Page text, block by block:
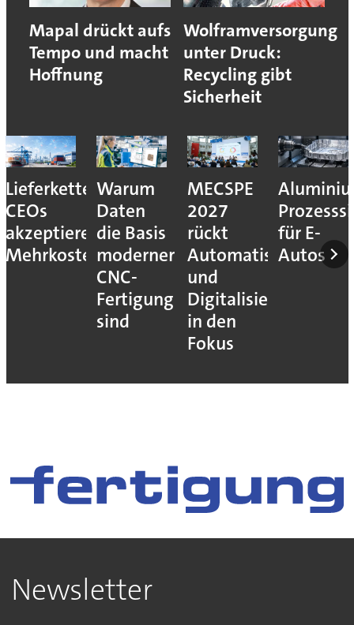
Mapal drückt aufs
Tempo und macht
Hoffnung
Wolframversorgung
unter Druck:
Recycling gibt
Sicherheit
Lieferkettenresilienz:
CEOs
akzeptieren
Mehrkosten
Warum
Daten
die Basis
moderner
CNC-
Fertigung
sind
MECSPE
2027
rückt
Automatisierung
und
Digitalisierung
in den
Fokus
für E-
Autos
Newsletter